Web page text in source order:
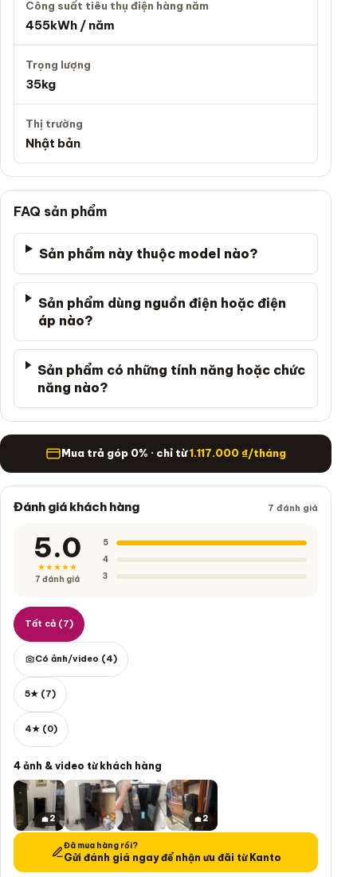
Công suất tiêu thụ điện hàng năm
455kWh / năm
Trọng lượng
35kg
Thị trường
Nhật bản
FAQ sản phẩm
Sản phẩm này thuộc model nào?
Sản phẩm dùng nguồn điện hoặc điện
áp nào?
Sản phẩm có những tính năng hoặc chức
năng nào?
Mua trả góp Mua trả góp 0% · chỉ từ1.117.000 ₫/tháng
Đánh giá khách hàng 7 đánh giá
5.0
★★★★★
7 đánh giá
5
4
3
Lọc đánh giá
Tất cả (7)
Có ảnh/video (4)
5★ (7)
4★ (0)
4 ảnh & video từ khách hàng
2 2
Đã mua hàng rồi?
Gửi đánh giá ngay để nhận ưu đãi từ Kanto